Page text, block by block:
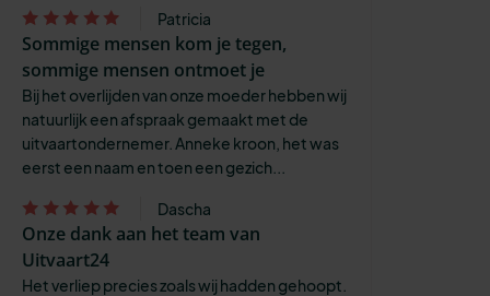
Patricia
Sommige mensen kom je tegen,
sommige mensen ontmoet je
Bij het overlijden van onze moeder hebben wij
natuurlijk een afspraak gemaakt met de
uitvaartondernemer. Anneke kroon, het was
eerst een naam en toen een gezich...
Dascha
Onze dank aan het team van
Uitvaart24
Het verliep precies zoals wij hadden gehoopt.